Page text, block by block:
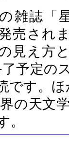
雑誌「
売され
見え方
予定の
です。
の天文
。